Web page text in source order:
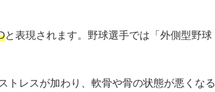
と表現されます。野球選手では「外側型野球
トレスが加わり、軟骨や骨の状態が悪くなる